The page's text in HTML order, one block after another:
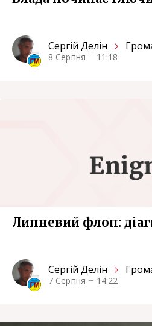
Сергiй Делін
8 Серпня 11:18
Липневий флоп:
Сергiй Делін
7 Серпня 14:22